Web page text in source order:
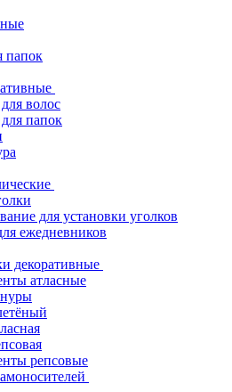
папок
волос
папок
для установки уголков
ежедневников
декоративные
атласные
репсовые